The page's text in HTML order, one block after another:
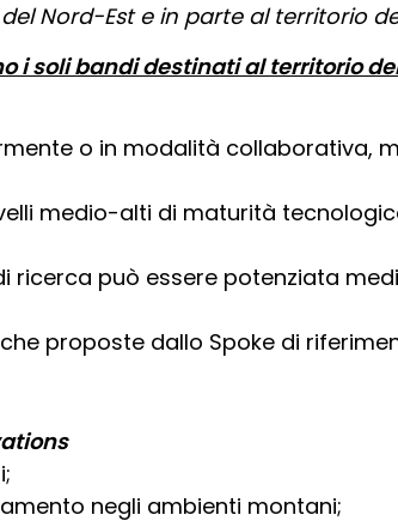
Nord-Est e in parte al territorio
i soli bandi destinati al territorio
o in modalità collaborativa,
medio-alti di maturità
ricerca può essere potenziata
proposte dallo Spoke di
negli ambienti montani;